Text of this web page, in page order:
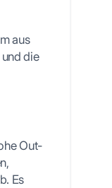
aus
die
Out-
Es